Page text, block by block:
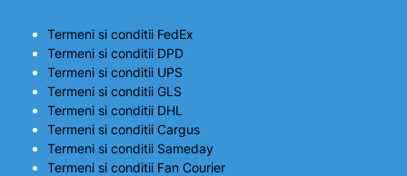
Termeni si conditii FedEx
Termeni si conditii DPD
Termeni si conditii UPS
Termeni si conditii GLS
Termeni si conditii DHL
Termeni si conditii Cargus
Termeni si conditii Sameday
Termeni si conditii Fan Courier